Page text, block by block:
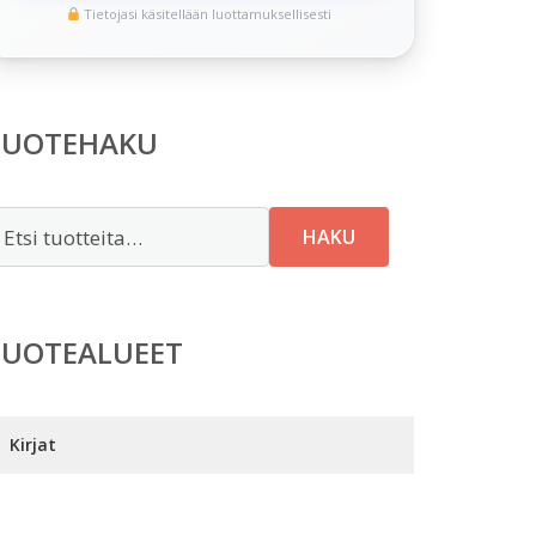
Tietojasi käsitellään luottamuksellisesti
HAKU
Kirjat